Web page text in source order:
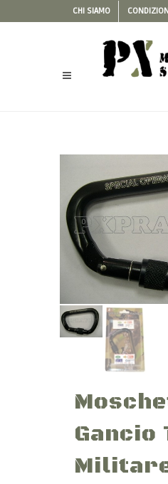
CHI SIAMO
Gancio